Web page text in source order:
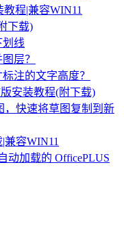
教程|兼容WIN11
下载)
划线
层？
注的文字高度？
安装教程(附下载)
，快速将草图复制到新
兼容WIN11
动加载的 OfficePLUS